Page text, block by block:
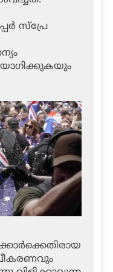
സ്‌പ്രേ